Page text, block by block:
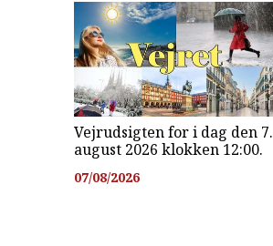
Vejrudsigten for i dag den 7.
august 2026 klokken 12:00.
07/08/2026